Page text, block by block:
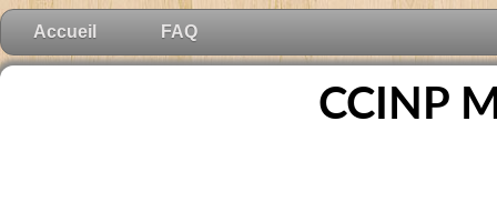
Accueil FAQ
CCINP